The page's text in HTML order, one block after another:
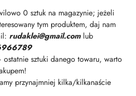
0 sztuk na magazynie; jeżeli
tym produktem, daj nam
rudaklei@gmail.com lub
sztuki danego towaru, warto
przynajmniej kilka/kilkanaście